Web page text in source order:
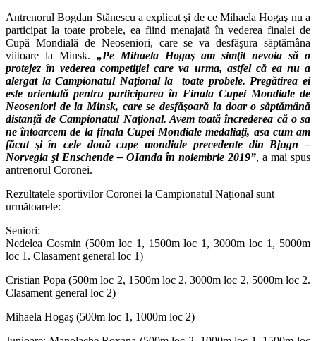
Antrenorul Bogdan Stănescu a explicat şi de ce Mihaela Hogaş nu a
participat la toate probele, ea fiind menajată în vederea finalei de
Cupă Mondială de Neoseniori, care se va desfăşura săptămâna
viitoare la Minsk. „Pe Mihaela Hogaş am simţit nevoia să o
protejez în vederea competiţiei care va urma, astfel că ea nu a
alergat la Campionatul Naţional la toate probele. Pregătirea ei
este orientată pentru participarea în Finala Cupei Mondiale de
Neoseniori de la Minsk, care se desfăşoară la doar o săptămână
distanţă de Campionatul Naţional. Avem toată încrederea că o sa
ne întoarcem de la finala Cupei Mondiale medaliaţi, asa cum am
făcut şi în cele două cupe mondiale precedente din Bjugn –
Norvegia şi Enschende – OIanda în noiembrie 2019”, a mai spus
antrenorul Coronei.
Rezultatele sportivilor Coronei la Campionatul Naţional sunt
următoarele:
Seniori:
Nedelea Cosmin (500m loc 1, 1500m loc 1, 3000m loc 1, 5000m
loc 1. Clasament general loc 1)
Cristian Popa (500m loc 2, 1500m loc 2, 3000m loc 2, 5000m loc 2.
Clasament general loc 2)
Mihaela Hogaş (500m loc 1, 1000m loc 2)